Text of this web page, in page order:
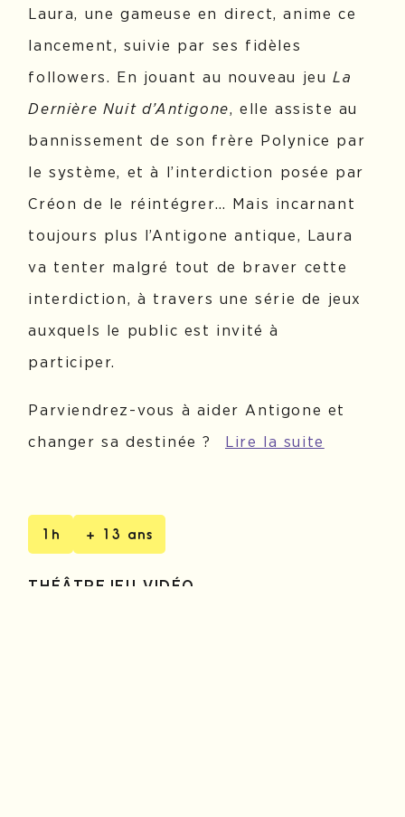
Laura, une gameuse en direct, anime ce
lancement, suivie par ses fidèles
followers. En jouant au nouveau jeu La
Dernière Nuit d’Antigone, elle assiste au
bannissement de son frère Polynice par
le système, et à l’interdiction posée par
Créon de le réintégrer… Mais incarnant
toujours plus l’Antigone antique, Laura
va tenter malgré tout de braver cette
interdiction, à travers une série de jeux
auxquels le public est invité à
participer.
Parviendrez-vous à aider Antigone et
changer sa destinée ?
Lire la suite
1h + 13 ans
THÉÂTRE JEU VIDÉO